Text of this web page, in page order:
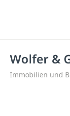
Wolfer &
Immobilien und